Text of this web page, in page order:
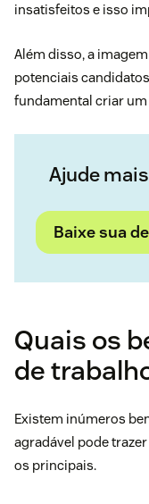
insatisfeitos e isso
Além disso, a
potenciais
fundamental criar um
Ajude
Baixe sua
Quais os
de
Existem inúmeros
agradável pode
os principais.